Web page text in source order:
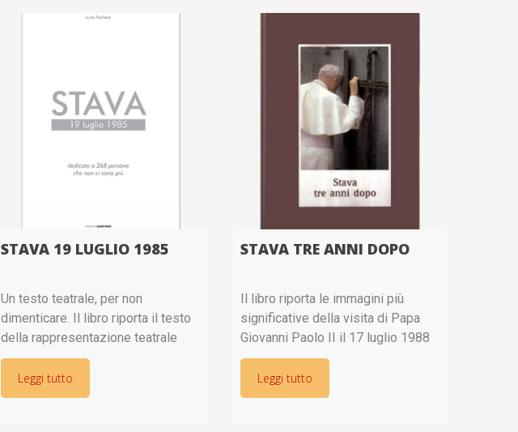
STAVA 19 LUGLIO 1985
Un testo teatrale, per non
dimenticare. Il libro riporta il testo
della rappresentazione teatrale
scritta da Luisa Pachera che
ripropone in forma drammaturgica
la genesi, le cause, le
Leggi tutto
STAVA TRE ANNI DOPO
Il libro riporta le immagini più
significative della visita di Papa
Giovanni Paolo II il 17 luglio 1988
con gli incontri con i familiari delle
Vittime sul cimitero di San
Leonardo a Tesero, prima, e
Leggi tutto